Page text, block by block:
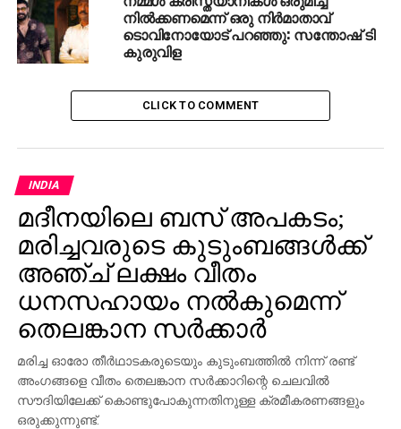
അനുസരിച്ച് നിയമപാലകര്‍ സ്വമേധയാ
നടപടിയെടുക്കണമെന്ന് നിരവധി സാമൂഹിക
പ്രവര്‍ത്തകര്‍ ആവശ്യപ്പെട്ടു.
FORMER MISS INDIA
HATE SPEECH
KUMBA MELA
MUSLIMS
നില്‍ക്കണമെന്ന് ഒരു നിർമാതാവ്
ടൊവിനോയോട് പറഞ്ഞു: സന്തോഷ് ടി
കുരുവിള
CLICK TO COMMENT
INDIA
മദീനയിലെ ബസ് അപകടം;
മരിച്ചവരുടെ കുടുംബങ്ങള്‍ക്ക്
അഞ്ച് ലക്ഷം വീതം
ധനസഹായം നല്‍കുമെന്ന്
തെലങ്കാന സര്‍ക്കാര്‍
മരിച്ച ഓരോ തീര്‍ഥാടകരുടെയും കുടുംബത്തില്‍ നിന്ന് രണ്ട്
അംഗങ്ങളെ വീതം തെലങ്കാന സര്‍ക്കാറിന്റെ ചെലവില്‍
സൗദിയിലേക്ക് കൊണ്ടുപോകുന്നതിനുള്ള ക്രമീകരണങ്ങളും
ഒരുക്കുന്നുണ്ട്.